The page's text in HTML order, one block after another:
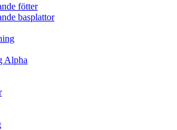
fötter
basplattor
Alpha